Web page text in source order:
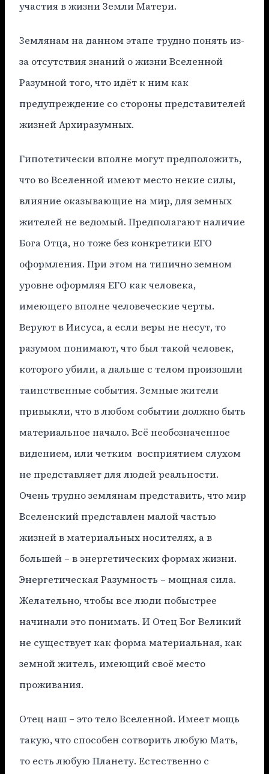
участия в жизни Земли Матери.
Землянам на данном этапе трудно понять из-
за отсутствия знаний о жизни Вселенной
Разумной того, что идёт к ним как
предупреждение со стороны представителей
жизней Архиразумных.
Гипотетически вполне могут предположить,
что во Вселенной имеют место некие силы,
влияние оказывающие на мир, для земных
жителей не ведомый. Предполагают наличие
Бога Отца, но тоже без конкретики ЕГО
оформления. При этом на типично земном
уровне оформляя ЕГО как человека,
имеющего вполне человеческие черты.
Веруют в Иисуса, а если веры не несут, то
разумом понимают, что был такой человек,
которого убили, а дальше с телом произошли
таинственные события. Земные жители
привыкли, что в любом событии должно быть
материальное начало. Всё необозначенное
видением, или четким восприятием слухом
не представляет для людей реальности.
Очень трудно землянам представить, что мир
Вселенский представлен малой частью
жизней в материальных носителях, а в
большей – в энергетических формах жизни.
Энергетическая Разумность – мощная сила.
Желательно, чтобы все люди побыстрее
начинали это понимать. И Отец Бог Великий
не существует как форма материальная, как
земной житель, имеющий своё место
проживания.
Отец наш – это тело Вселенной. Имеет мощь
такую, что способен сотворить любую Мать,
то есть любую Планету. Естественно с